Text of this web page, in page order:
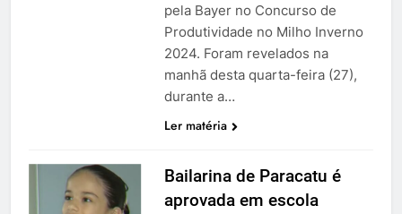
pela Bayer no Concurso de
Produtividade no Milho Inverno
2024. Foram revelados na
manhã desta quarta-feira (27),
durante a…
Ler matéria
Bailarina de Paracatu é
aprovada em escola